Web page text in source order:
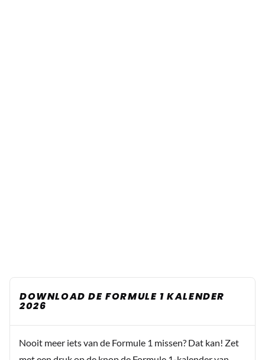
DOWNLOAD DE FORMULE 1 KALENDER
2026
Nooit meer iets van de Formule 1 missen? Dat kan! Zet